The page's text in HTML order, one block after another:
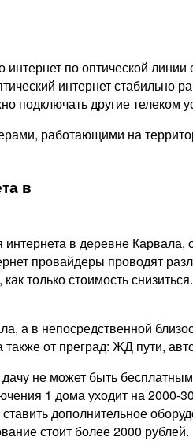
по оптической
интернет стабильно
подключать другие телеком
работающими на
в
в деревне
провайдеры проводят
только стоимость снизиться.
а в непосредственной
также от преград: ЖД пути,
не может быть
1 дома уходит на 2000-
дополнительное
стоит более 2000 рублей.